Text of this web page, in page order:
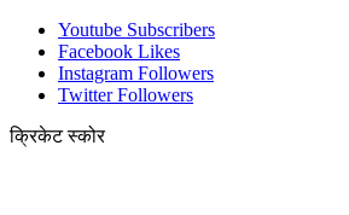
Youtube Subscribers
Facebook Likes
Instagram Followers
Twitter Followers
क्रिकेट स्कोर